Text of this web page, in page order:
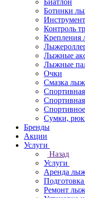
Биатлон
Ботинки
Контроль
Крепления
Лыжные
Лыжные
Очки
Смазка
Сумки,
Бренды
Акции
Услуги
Назад
Услуги
Аренда
Ремонт